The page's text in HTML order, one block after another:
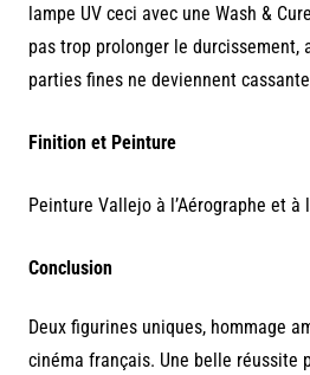
lampe UV ceci avec une Wash &
pas trop prolonger le durcissement,
parties fines ne deviennent
Finition et Peinture
Peinture Vallejo à l’Aérographe et à
Conclusion
Deux figurines uniques, hommage
cinéma français. Une belle réussite